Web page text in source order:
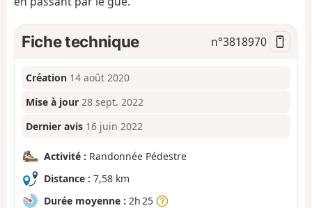
Fiche technique n°3818970
Création 14 août 2020
Mise à jour 28 sept. 2022
Dernier avis 16 juin 2022
Activité : Randonnée Pédestre
Distance : 7,58 km
Durée moyenne : 2h 25